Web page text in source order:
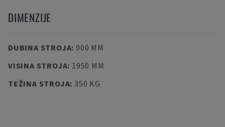
DIMENZIJE
DUBINA STROJA: 900 MM
VISINA STROJA: 1950 MM
TEŽINA STROJA: 350 KG